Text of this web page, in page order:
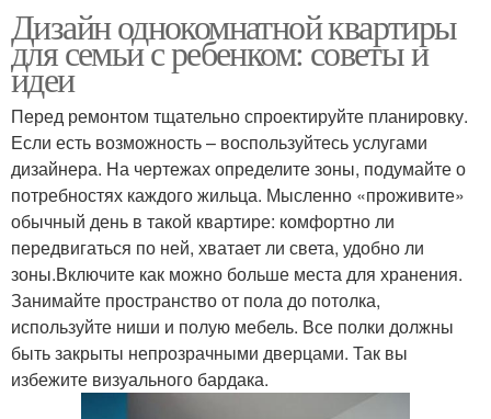
Дизайн однокомнатной квартиры
для семьи с ребенком: советы и
идеи
Перед ремонтом тщательно спроектируйте планировку.
Если есть возможность – воспользуйтесь услугами
дизайнера. На чертежах определите зоны, подумайте о
потребностях каждого жильца. Мысленно «проживите»
обычный день в такой квартире: комфортно ли
передвигаться по ней, хватает ли света, удобно ли
зоны.Включите как можно больше места для хранения.
Занимайте пространство от пола до потолка,
используйте ниши и полую мебель. Все полки должны
быть закрыты непрозрачными дверцами. Так вы
избежите визуального бардака.